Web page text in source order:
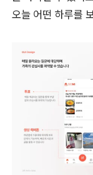
오늘 어떤 하루를